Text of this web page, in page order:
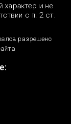
характер и не
с п. 2 ст.
разрешено